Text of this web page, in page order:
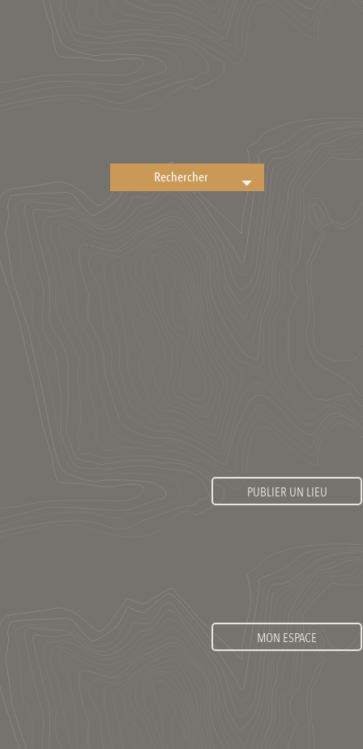
PUBLIER UN LIEU
MON ESPACE